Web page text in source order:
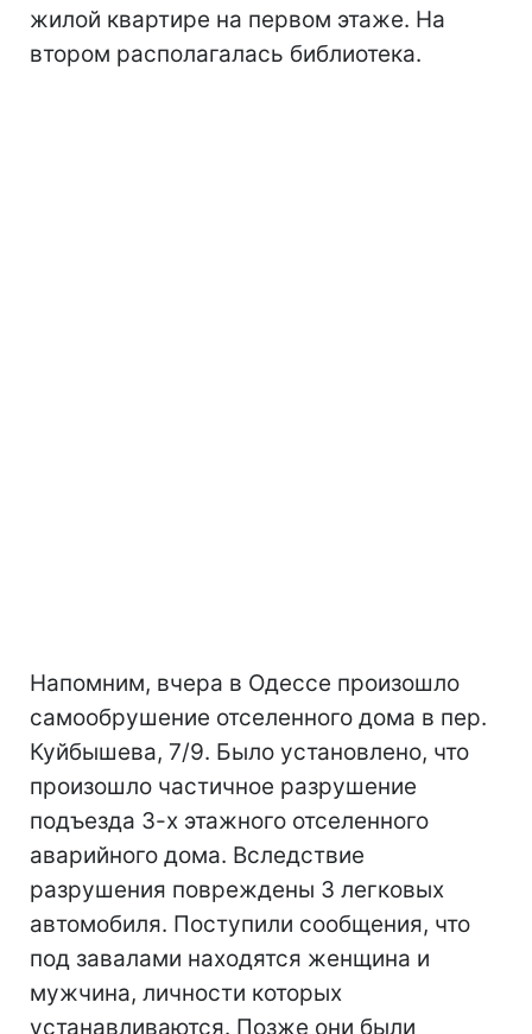
жилой квартире на первом этаже. На
втором располагалась библиотека.
Напомним, вчера в Одессе произошло
самообрушение отселенного дома в пер.
Куйбышева, 7/9. Было установлено, что
произошло частичное разрушение
подъезда 3-х этажного отселенного
аварийного дома. Вследствие
разрушения повреждены 3 легковых
автомобиля. Поступили сообщения, что
под завалами находятся женщина и
мужчина, личности которых
устанавливаются. Позже они были